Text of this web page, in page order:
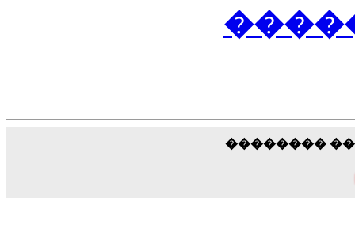
��������